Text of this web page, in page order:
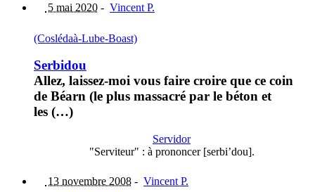
5 mai 2020 - Vincent P.
(Coslédaà-Lube-Boast)
Serbidou
Allez, laissez-moi vous faire croire que ce coin
de Béarn (le plus massacré par le béton et
les (…)
Servidor
"Serviteur" : à prononcer [serbi’dou].
13 novembre 2008 - Vincent P.